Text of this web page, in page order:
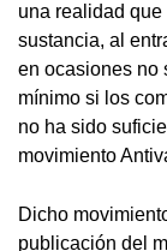
una realidad
sustancia, al
en ocasiones no
mínimo si los
no ha sido
movimiento
Dicho
publicación del